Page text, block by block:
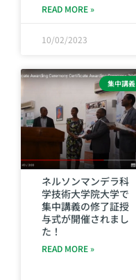
READ MORE »
10/02/2023
集中講義
ネルソンマンデラ科
学技術大学院大学で
集中講義の修了証授
与式が開催されまし
た！
READ MORE »